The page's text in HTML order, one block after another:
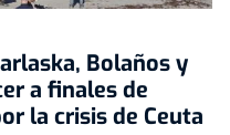
Bolaños y
a finales de
la crisis de Ceuta